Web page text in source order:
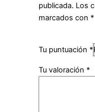
publicada. Los
marcados con *
Tu puntuación *
Tu valoración *